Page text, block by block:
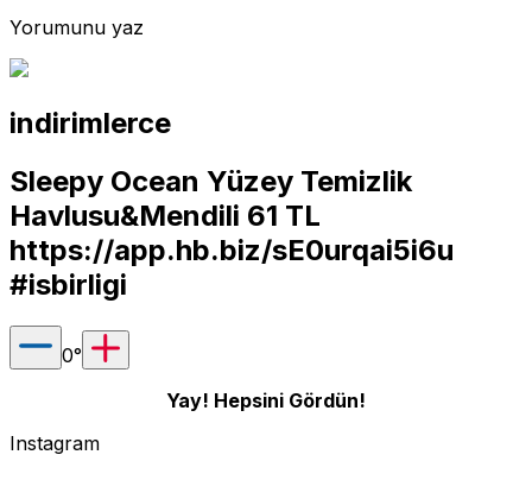
Yorumunu yaz
indirimlerce
Sleepy Ocean Yüzey Temizlik
Havlusu&Mendili 61 TL
https://app.hb.biz/sE0urqai5i6u
#isbirligi
0°
Yay! Hepsini Gördün!
Instagram